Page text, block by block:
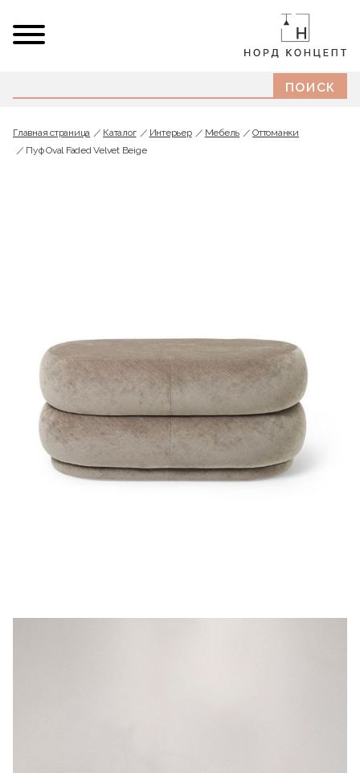
Главная страница Каталог Интерьер Мебель
Оттоманки
Пуф Oval Faded Velvet Beige